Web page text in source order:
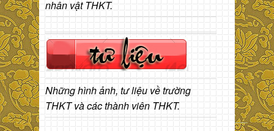
nhân vật THKT.
Những hình ảnh, tư liệu về trường
THKT và các thành viên THKT.